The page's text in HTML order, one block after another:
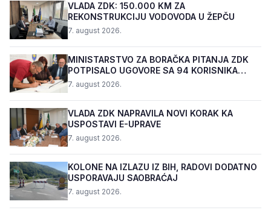
VLADA ZDK: 150.000 KM ZA
REKONSTRUKCIJU VODOVODA U ŽEPČU
7. august 2026.
MINISTARSTVO ZA BORAČKA PITANJA ZDK
POTPISALO UGOVORE SA 94 KORISNIKA
PROGRAMA "BIZNIS PL...
7. august 2026.
VLADA ZDK NAPRAVILA NOVI KORAK KA
USPOSTAVI E-UPRAVE
7. august 2026.
KOLONE NA IZLAZU IZ BIH, RADOVI DODATNO
USPORAVAJU SAOBRAĆAJ
7. august 2026.